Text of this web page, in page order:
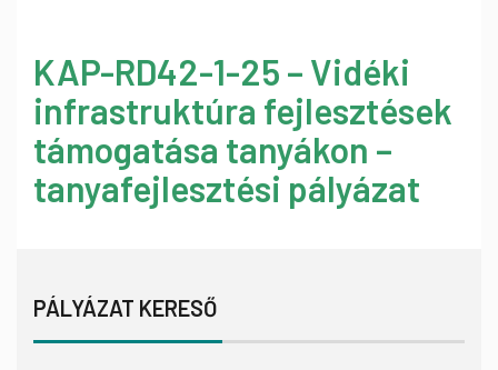
KAP-RD42-1-25 – Vidéki
infrastruktúra fejlesztések
támogatása tanyákon –
tanyafejlesztési pályázat
PÁLYÁZAT KERESŐ